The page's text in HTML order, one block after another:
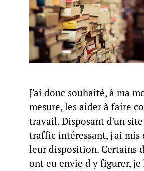
J'ai donc souhaité, à ma
mesure, les aider à faire
travail. Disposant d'un
traffic intéressant, j'ai mis
leur disposition. Certains
ont eu envie d'y figurer, je